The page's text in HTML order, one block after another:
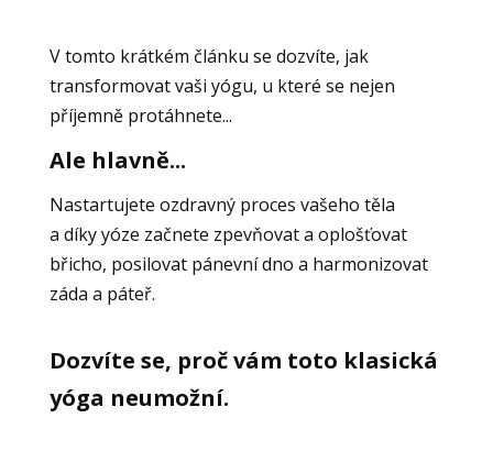
V tomto krátkém článku se dozvíte, jak
transformovat vaši yógu, u které se nejen
příjemně protáhnete...
Ale hlavně...
Nastartujete ozdravný proces vašeho těla
a díky yóze začnete zpevňovat a oplošťovat
břicho, posilovat pánevní dno a harmonizovat
záda a páteř.
Dozvíte se, proč vám toto klasická
yóga neumožní.